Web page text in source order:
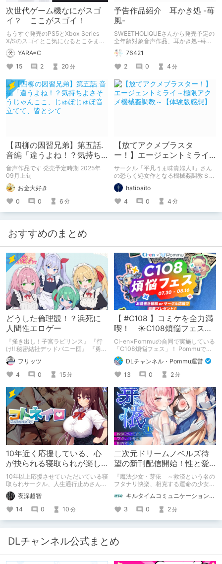
次世代ゲーム機なにがスゴ
イ？ ここがスゴイ！
もうすぐ発売のPS5とXbox Series
X/Sのスゴイとこ気になるとこをまと
めて解説！
YARA=C
15
2 20 分
予告作品紹介 耳かき処 -苺
風-
SWEETHOLIQUEさんから発売予定の
全年齢対象音声作品、耳かき処-苺風-
の紹介記事です。
76421
2
0 4 分
【四柳の因習兄弟】第五話.
音編「違うよね！？気持ち
よさそうじゃんここ、じゅ
ぽじゅぽ音立てて、皆とシ
て
音声作品です 発売予定時期 2025年
09月上旬
お金大好き
0
0 6 分
【放てアクメブラスタ
ー！】エージェントミライ
～極限アクメ機械姦調教～
【体験版感想】
サークル「平凡うま味貴婦人Ⅱ」さん
の恐らく処女作となる機械姦調教ＳＬ
Ｇ。
hatibaito
4
0 4 分
おすすめのまとめ
どうした倫理観！？浜死に
人間性エロゲー
『掻き出し！子宮ラビリンス』 『行
け!! 秘密結社デッドバニー団』 『勇者
ミアとツンツン猫サキュバス ~それで
も勇者はコロせない!~』 『めいどいん
めいど！』 本記事はねくすとテーマ
「人に薦めづらいけど好きな作
品」”ではない”です。 好きだったら人
に薦めるのは当たり前だよなぁ！？
フリッツ
4
0 15分
【 #C108 】コミケを全力満
喫！ ☀C108煩悩フェス☀
Pommu版のご案内
Ci-en×Pommuの合同で実施している
「C108煩悩フェス」！ Pommuでの
参加方法について、改めてこちらでも
ご案内いたします！
DLチャンネル・Pommu運営
13
0 2分
10年近く応援している、心
が抉られる寝取られが楽し
めるサークル
10年以上応援させていただいている寝
取られサークル、人生通行止めさんの
新作がとても良かったので、新作を中
心に、このサークルのゲームを紹介し
たくて、記事を書かせていただく。
キミノオモイからずっと好きな熱心な
ファンとしての記事にどうか、お付き
微修正）
夜深越智
14
0 10 分
二次元ドリームノベルズ待
望の新刊配信開始！性と愛
が渦巻く、ファンタジー官
能小説開幕！
『魔法少女・芽依 ～救済という名の
フタナリ快楽、相克する運命の少女た
ト：鳩春 一気に上・下巻が同時配
信！
キルタイムコミュニケーション（KTC）の作品を一人でも多くの人に知ってほしい人
3
0 2分
DLチャンネル公式まとめ